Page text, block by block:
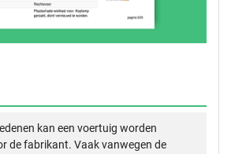
kan een voertuig worden
de fabrikant. Vaak vanwegen de